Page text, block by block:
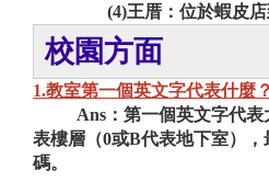
(4)王厝：位於蝦皮店
校園方面
1.教室第一個英文字代表什麼？
Ans：第一個英文字代
表樓層（0或B代表地下室）
碼。